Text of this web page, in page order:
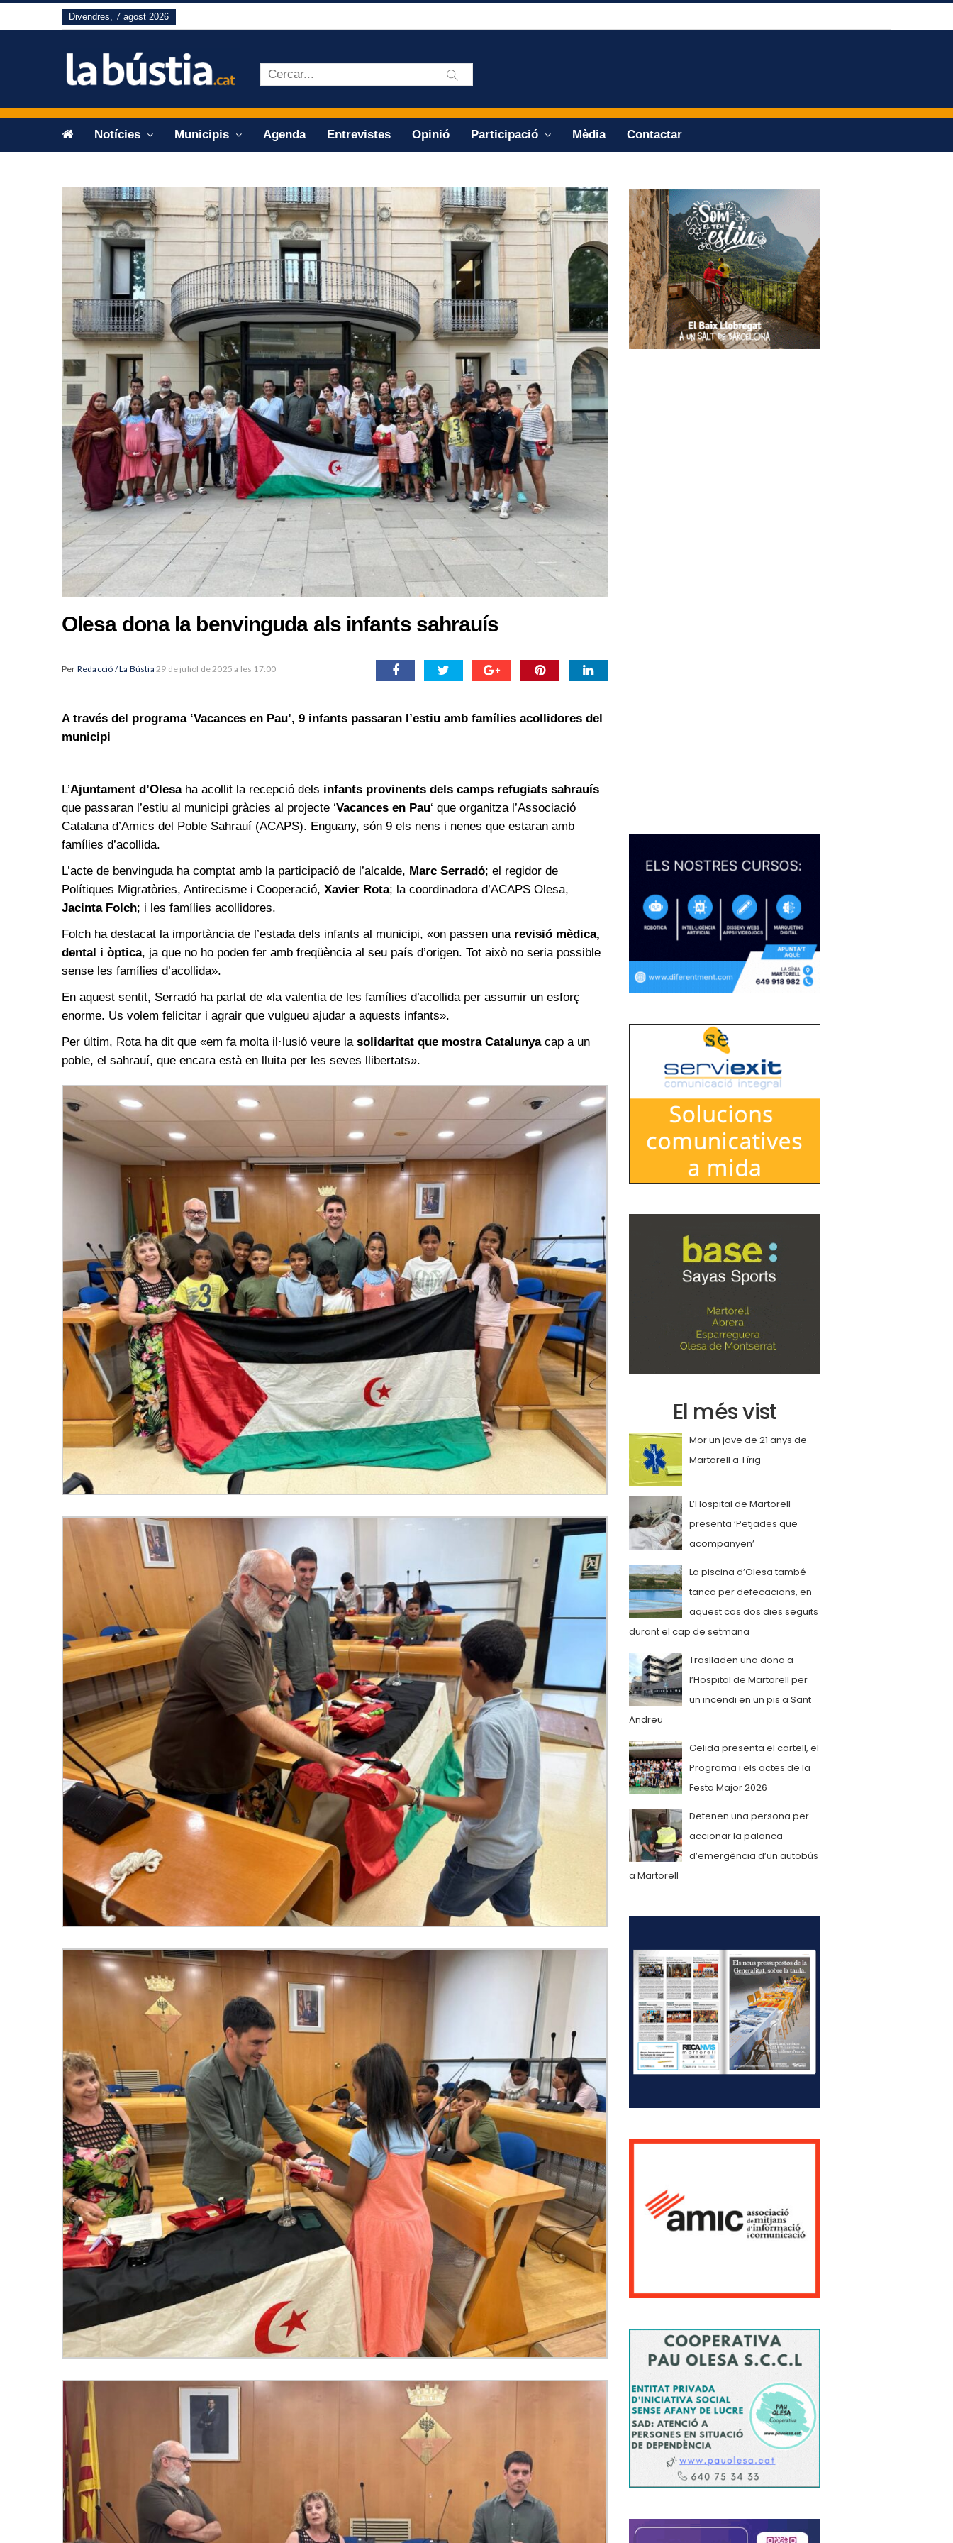
Divendres, 7 agost 2026
Notícies Municipis Agenda Entrevistes Opinió Participació Mèdia Contactar
Olesa dona la benvinguda als infants sahrauís
Per Redacció / La Bústia 29 de juliol de 2025 a les 17:00
A través del programa ‘Vacances en Pau’, 9 infants passaran l’estiu amb famílies acollidores del
municipi
L’Ajuntament d’Olesaha acollit la recepció dels infants provinents dels camps refugiats sahrauís
que passaran l’estiu al municipi gràcies al projecte ‘Vacances en Pau‘ que organitza l’Associació
Catalana d’Amics del Poble Sahrauí (ACAPS). Enguany, són 9 els nens i nenes que estaran amb
famílies d’acollida.
L’acte de benvinguda ha comptat amb la participació de l’alcalde, Marc Serradó; el regidor de
Polítiques Migratòries, Antirecisme i Cooperació, Xavier Rota; la coordinadora d’ACAPS Olesa,
Jacinta Folch; i les famílies acollidores.
Folch ha destacat la importància de l’estada dels infants al municipi, «on passen una revisió mèdica,
dental i òptica, ja que no ho poden fer amb freqüència al seu país d’origen. Tot això no seria possible
sense les famílies d’acollida».
En aquest sentit, Serradó ha parlat de «la valentia de les famílies d’acollida per assumir un esforç
enorme. Us volem felicitar i agrair que vulgueu ajudar a aquests infants».
Per últim, Rota ha dit que «em fa molta il·lusió veure la solidaritat que mostra Catalunyacap a un
poble, el sahrauí, que encara està en lluita per les seves llibertats».
El més vist
Mor un jove de 21 anys de
Martorell a Tírig
L’Hospital de Martorell
presenta ‘Petjades que
acompanyen’
La piscina d’Olesa també
tanca per defecacions, en
aquest cas dos dies seguits
durant el cap de setmana
Traslladen una dona a
l’Hospital de Martorell per
un incendi en un pis a Sant
Andreu
Gelida presenta el cartell, el
Programa i els actes de la
Festa Major 2026
Detenen una persona per
accionar la palanca
d’emergència d’un autobús
a Martorell